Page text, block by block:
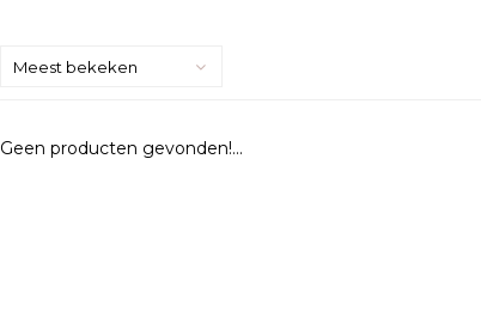
Meest bekeken
Geen producten gevonden!...